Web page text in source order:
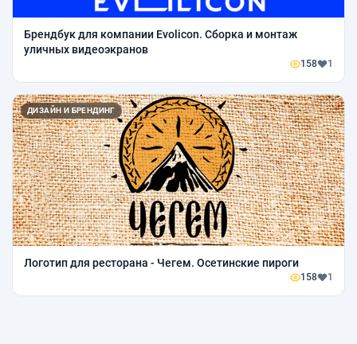
Брендбук для компании Evolicon. Сборка и монтаж
уличных видеоэкранов
158 1
ДИЗАЙН И БРЕНДИНГ
Логотип для ресторана - Чегем. Осетинские пироги
158 1